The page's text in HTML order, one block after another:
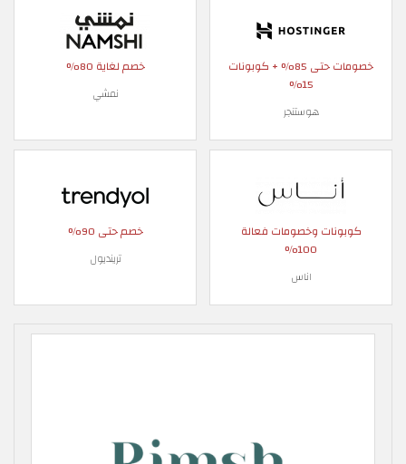
خصومات حتى 85% + كوبونات
15%
هوستنجر
خصم لغاية 80%
نمشي
كوبونات وخصومات فعالة
100%
اناس
خصم حتى 90%
ترينديول